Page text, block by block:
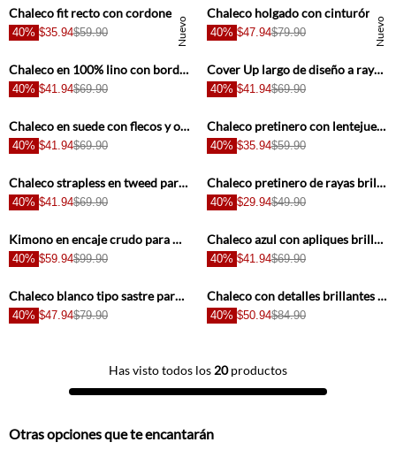
Nuevo
Chaleco fit recto con cordoneras frontales en denim para mujer
40% $35.94$59.90 Nuevo
Chaleco holgado con cinturón anudado en denim para mujer
40% $47.94$79.90
Chaleco en 100% lino con bordados para mujer
40% $41.94$69.90
+
Cover Up largo de diseño a rayas para mujer
40% $41.94$69.90
+
Chaleco en suede con flecos y ovejero para mujer
40% $41.94$69.90
Chaleco pretinero con lentejuelas para mujer
40% $35.94$59.90
Chaleco strapless en tweed para mujer
40% $41.94$69.90
Chaleco pretinero de rayas brillantes para mujer
40% $29.94$49.90
Kimono en encaje crudo para mujer
40% $59.94$99.90
Chaleco azul con apliques brillantes para mujer
40% $41.94$69.90
Chaleco blanco tipo sastre para mujer
40% $47.94$79.90
Chaleco con detalles brillantes blanco para mujer
40% $50.94$84.90
Has visto todos los 20productos
Otras opciones que te encantarán